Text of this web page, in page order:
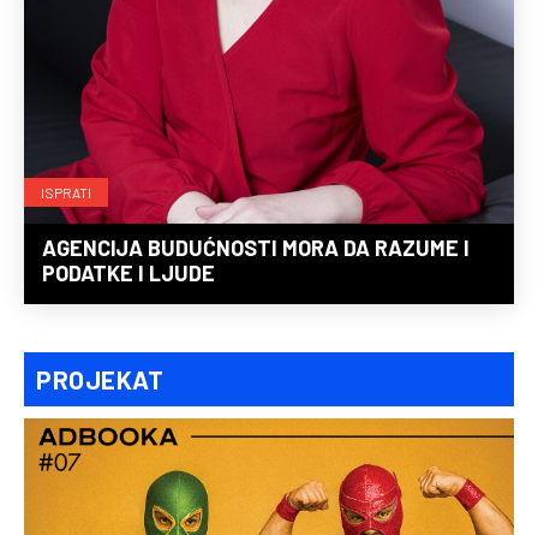
ISPRATI
AGENCIJA BUDUĆNOSTI MORA DA RAZUME I
PODATKE I LJUDE
PROJEKAT